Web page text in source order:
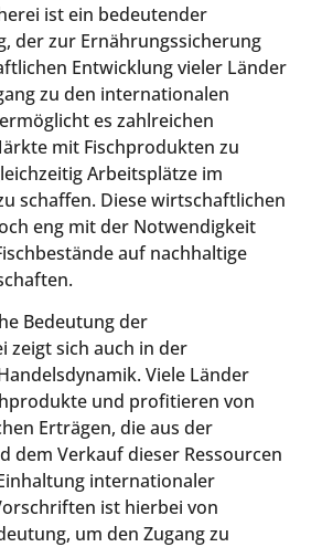
ist ein bedeutender
der zur Ernährungssicherung
Entwicklung vieler Länder
zu den internationalen
es zahlreichen
mit Fischprodukten zu
Arbeitsplätze im
schaffen. Diese wirtschaftlichen
eng mit der Notwendigkeit
auf nachhaltige
Bedeutung der
zeigt sich auch in der
Viele Länder
und profitieren von
Erträgen, die aus der
dem Verkauf dieser Ressourcen
internationaler
ist hierbei von
um den Zugang zu